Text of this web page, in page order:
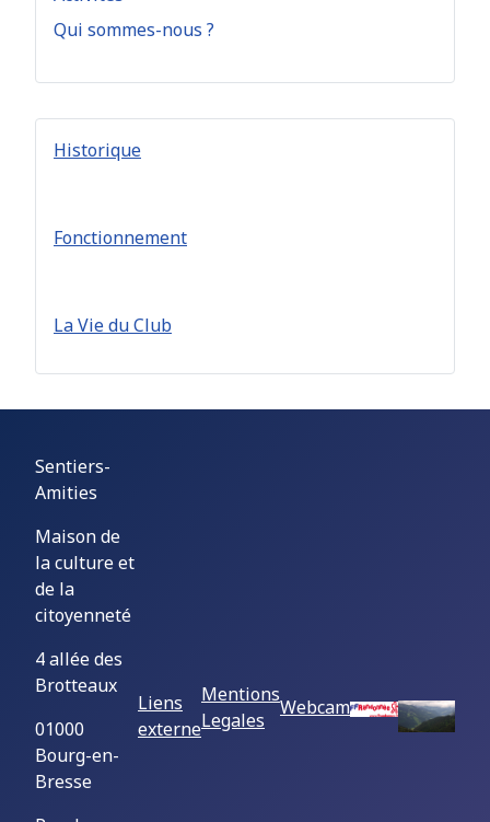
Historique
Fonctionnement
La Vie du Club
Qui sommes-nous ?
Sentiers-
Amities
Maison de
la culture et
de la
citoyenneté
4 allée des
Brotteaux
01000
Bourg-en-
Bresse
Liens
externe
Mentions
Legales
Webcam